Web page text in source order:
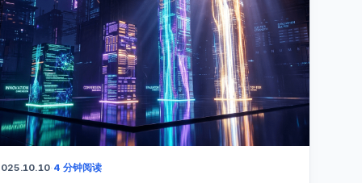
·4 分钟阅读